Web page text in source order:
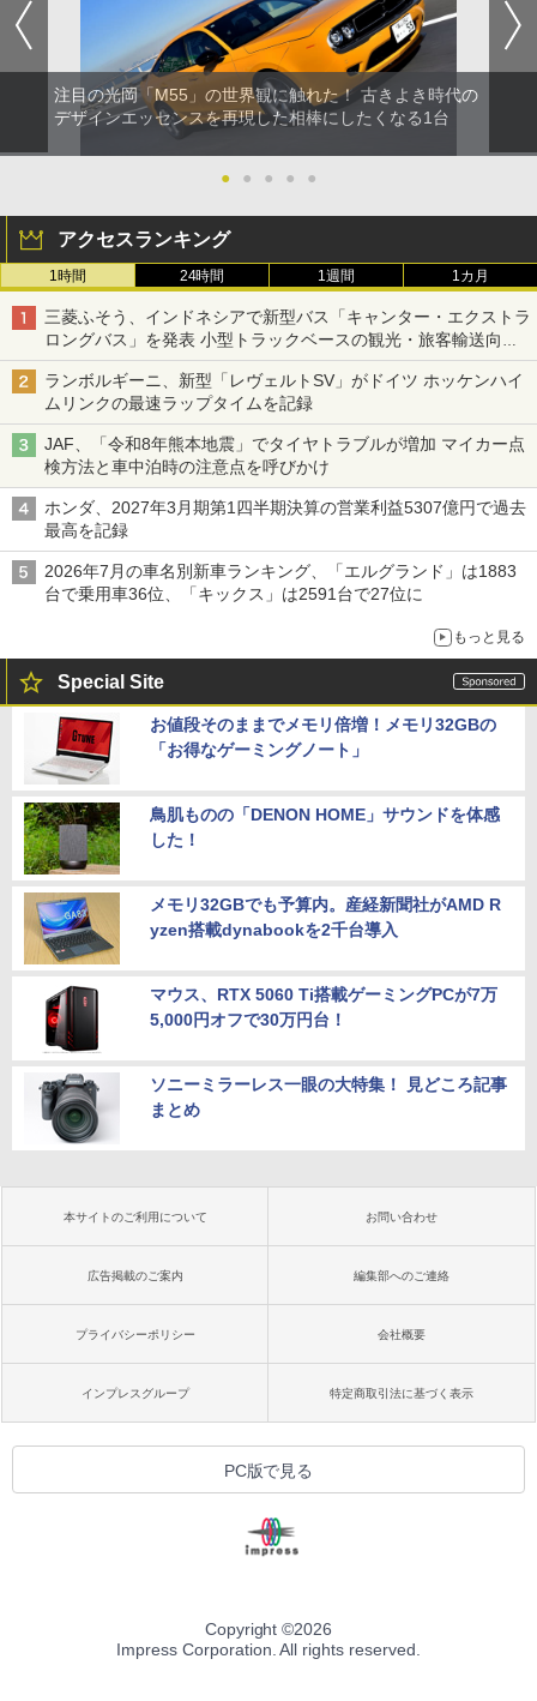
注目の光岡「M55」の世界観に触れた！ 古きよき時代の
デザインエッセンスを再現した相棒にしたくなる1台
● ● ● ● ●
アクセスランキング
1時間 24時間 1週間 1カ月
三菱ふそう、インドネシアで新型バス「キャンター・エクストラ
ロングバス」を発表 小型トラックベースの観光・旅客輸送向け
バス
ランボルギーニ、新型「レヴェルトSV」がドイツ ホッケンハイ
ムリンクの最速ラップタイムを記録
JAF、「令和8年熊本地震」でタイヤトラブルが増加 マイカー点
検方法と車中泊時の注意点を呼びかけ
ホンダ、2027年3月期第1四半期決算の営業利益5307億円で過去
最高を記録
2026年7月の車名別新車ランキング、「エルグランド」は1883
台で乗用車36位、「キックス」は2591台で27位に
もっと見る
Special Site
お値段そのままでメモリ倍増！メモリ32GBの
「お得なゲーミングノート」
鳥肌ものの「DENON HOME」サウンドを体感
した！
メモリ32GBでも予算内。産経新聞社がAMD R
yzen搭載dynabookを2千台導入
マウス、RTX 5060 Ti搭載ゲーミングPCが7万
5,000円オフで30万円台！
ソニーミラーレス一眼の大特集！ 見どころ記事
まとめ
本サイトのご利用について お問い合わせ
広告掲載のご案内 編集部へのご連絡
プライバシーポリシー 会社概要
インプレスグループ 特定商取引法に基づく表示
PC版で見る
Copyright ©2026
Impress Corporation. All rights reserved.